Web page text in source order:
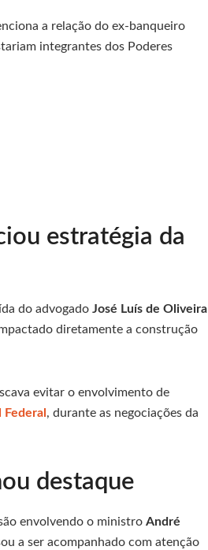
a relação do ex-banqueiro
integrantes dos Poderes
estratégia da
do advogado José Luís de Oliveira
diretamente a construção
evitar o envolvimento de
, durante as negociações da
destaque
envolvendo o ministro André
a ser acompanhado com atenção